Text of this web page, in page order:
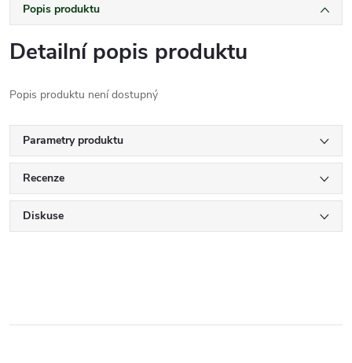
Popis produktu
Detailní popis produktu
Popis produktu není dostupný
Parametry produktu
Recenze
Diskuse